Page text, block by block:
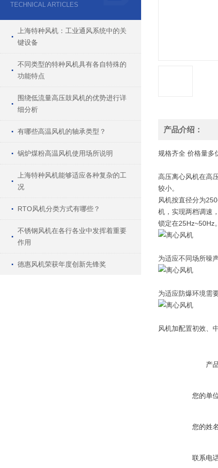
TECHNICAL ARTICLES
上海特种风机：工业通风系统中的关
键设备
不同类型的特种风机具有各自特殊的
功能特点
围绕低流量高压鼓风机的优势进行详
细分析
有哪些高温风机的轴承类型？
锅炉煤粉高温风机使用场所说明
上海特种风机能够适应各种复杂的工
况
RTO风机分类方式有哪些？
不锈钢风机在各行各业中发挥着重要
作用
德惠风机荣获年度创新先锋奖
产品介绍：
规格齐全 价格量多
高压离心风机在高
较小。
风机按直径分为
机，实现两档调速
锁定在25Hz~50Hz
为适应不同场所噪
为适应防爆环境需
风机加配置初效、
产
您的单
您的姓
联系电